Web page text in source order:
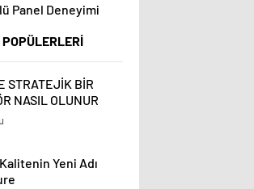
Panel Deneyimi
STRATEJİK BİR
NASIL OLUNUR
Yeni Adı